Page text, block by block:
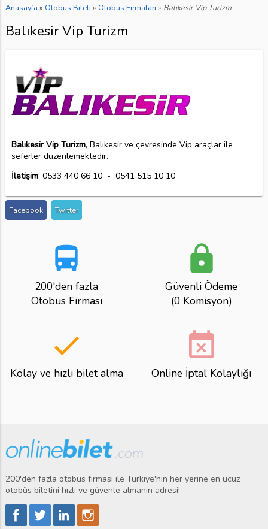
Anasayfa » Otobüs Bileti » Otobüs Firmaları » Balıkesir Vip Turizm
Balıkesir Vip Turizm
Balıkesir Vip Turizm, Balıkesir ve çevresinde Vip araçlar ile
seferler düzenlemektedir.
İletişim: 0533 440 66 10 - 0541 515 10 10
Facebook Twitter
directions_bus
200'den fazla
Otobüs Firması
lock
Güvenli Ödeme
(0 Komisyon)
done
Kolay ve hızlı bilet alma
event_busy
Online İptal Kolaylığı
200'den fazla otobüs firması ile Türkiye'nin her yerine en ucuz
otobüs biletini hızlı ve güvenle almanın adresi!